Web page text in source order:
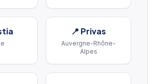
📍 Privas
Auvergne-Rhône-
Alpes